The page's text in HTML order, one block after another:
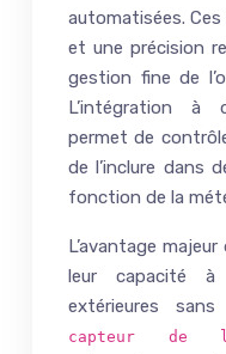
automatisées.
et une précision
gestion fine de
L’intégration à
permet de
de l’inclure dans
fonction de la
L’avantage
leur capacité à
extérieures
capteur de